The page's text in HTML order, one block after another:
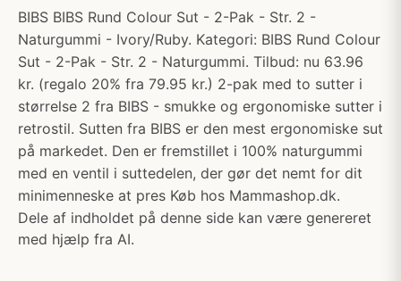
BIBS BIBS Rund Colour Sut - 2-Pak - Str. 2 -
Naturgummi - Ivory/Ruby. Kategori: BIBS Rund Colour
Sut - 2-Pak - Str. 2 - Naturgummi. Tilbud: nu 63.96
kr. (regalo 20% fra 79.95 kr.) 2-pak med to sutter i
størrelse 2 fra BIBS - smukke og ergonomiske sutter i
retrostil. Sutten fra BIBS er den mest ergonomiske sut
på markedet. Den er fremstillet i 100% naturgummi
med en ventil i suttedelen, der gør det nemt for dit
minimenneske at pres Køb hos Mammashop.dk.
Dele af indholdet på denne side kan være genereret
med hjælp fra AI.